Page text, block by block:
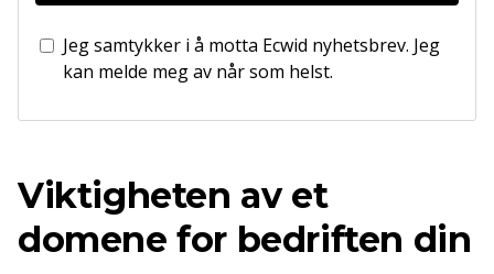
Jeg samtykker i å motta Ecwid nyhetsbrev. Jeg
kan melde meg av når som helst.
Viktigheten av et
domene for bedriften din